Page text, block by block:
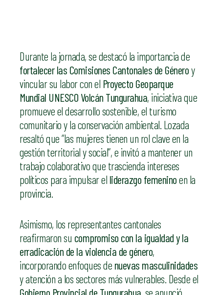
Durante la jornada, se destacó la importancia de
fortalecer las Comisiones Cantonales de Géneroy
vincular su labor con el Proyecto Geoparque
Mundial UNESCO Volcán Tungurahua, iniciativa que
promueve el desarrollo sostenible, el turismo
comunitario y la conservación ambiental. Lozada
resaltó que “las mujeres tienen un rol clave en la
gestión territorial y social”, e invitó a mantener un
trabajo colaborativo que trascienda intereses
políticos para impulsar el liderazgo femeninoen la
provincia.
Asimismo, los representantes cantonales
reafirmaron su compromiso con la igualdad y la
erradicación de la violencia de género,
incorporando enfoques de nuevas masculinidades
y atención a los sectores más vulnerables. Desde el